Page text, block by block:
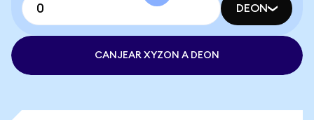
DEON
CANJEAR XYZON A DEON